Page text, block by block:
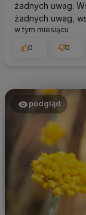
żadnych uwag.
żadnych uwag,
w tym miesiącu
0
0
podgląd